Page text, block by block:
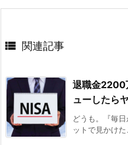
 関連記事
退職金2200
ューしたら
どうも。『毎
ットで見かけ